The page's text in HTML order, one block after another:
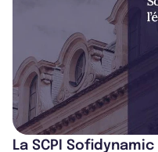
La SCPI